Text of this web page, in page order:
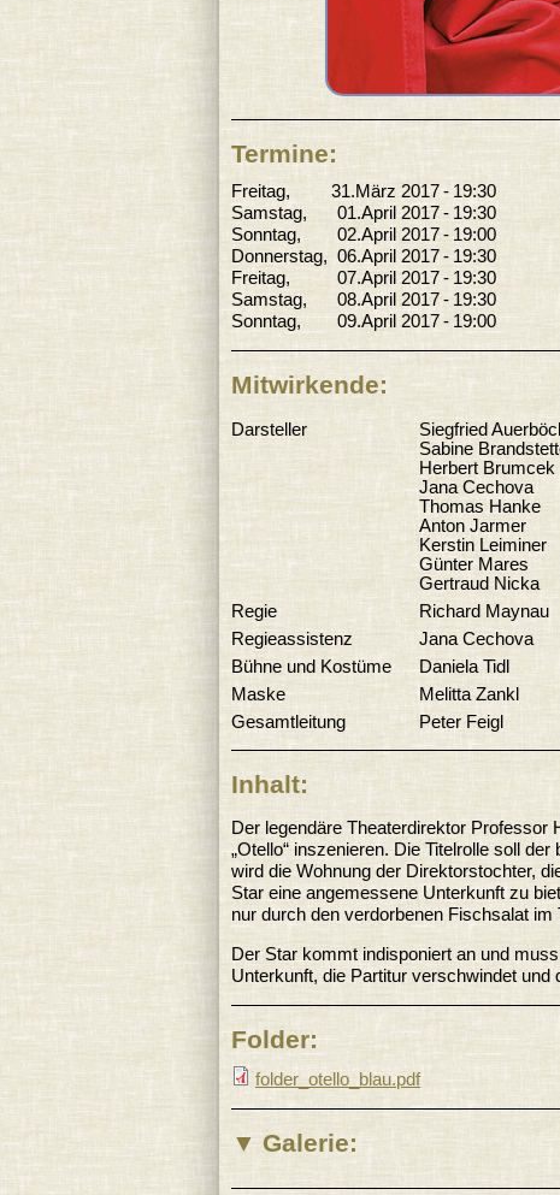
Termine:
Freitag 31.März 2017
19:30
Samstag
01.April 2017
19:30
Sonntag
02.April 2017
19:00
Donnerstag
06.April 2017
19:30
Freitag
07.April 2017
19:30
Samstag
08.April 2017
19:30
Sonntag
09.April 2017 19:00
Mitwirkende:
Darsteller
Siegfried
Sabine
Herbert Brumcek
Jana Cechova
Thomas Hanke
Anton Jarmer
Kerstin Leiminer
Günter Mares
Gertraud Nicka
Regie
Richard Maynau
Regieassistenz
Jana Cechova
Bühne und Kostüme
Daniela Tidl
Maske
Melitta Zankl
Gesamtleitung
Peter Feigl
Inhalt:
Der legendäre Theaterdirektor Professor
„Otello“ inszenieren. Die Titelrolle soll
wird die Wohnung der Direktorstochter,
Star eine angemessene Unterkunft zu
nur durch den verdorbenen Fischsalat im
Der Star kommt indisponiert an und
Unterkunft, die Partitur verschwindet
Folder:
folder_otello_blau.pdf
Galerie: